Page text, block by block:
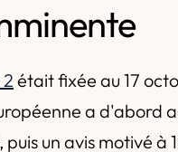
était fixée au 17
a d'abord
un avis motivé à